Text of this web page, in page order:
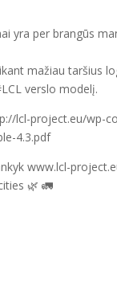
yra per brangūs
mažiau taršius
verslo modelį.
lcl-project.eu/
4.3.pdf
www.lcl-
🌿 🚛